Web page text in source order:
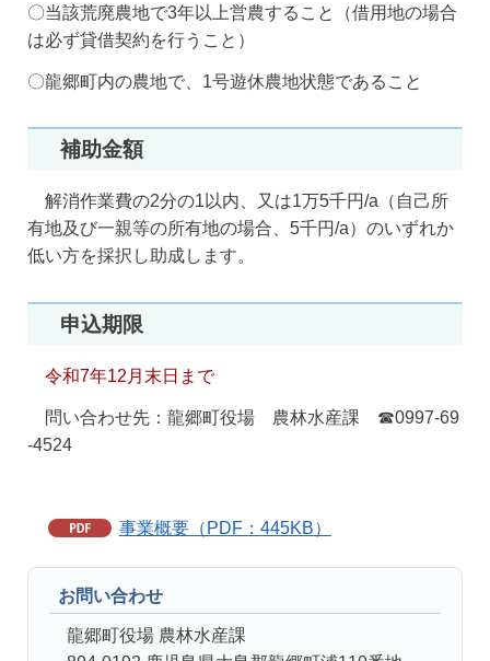
〇当該荒廃農地で3年以上営農すること（借用地の場合
は必ず貸借契約を行うこと）
〇龍郷町内の農地で、1号遊休農地状態であること
補助金額
解消作業費の2分の1以内、又は1万5千円/a（自己所
有地及び一親等の所有地の場合、5千円/a）のいずれか
低い方を採択し助成します。
申込期限
令和7年12月末日まで
問い合わせ先：龍郷町役場 農林水産課 ☎0997-69
-4524
事業概要（PDF：445KB）
お問い合わせ
龍郷町役場 農林水産課